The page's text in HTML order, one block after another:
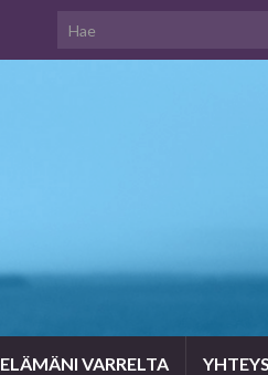
Search for:
ELÄMÄNI VARRELTA